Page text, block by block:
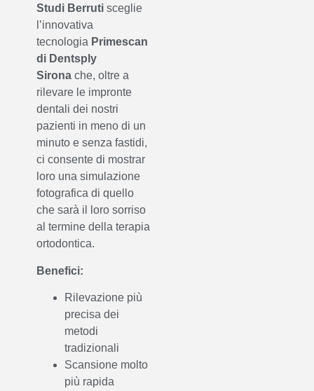
Studi Berruti sceglie
l’innovativa
tecnologia Primescan
di Dentsply
Sirona che, oltre a
rilevare le impronte
dentali dei nostri
pazienti in meno di un
minuto e senza fastidi,
ci consente di mostrar
loro una simulazione
fotografica di quello
che sarà il loro sorriso
al termine della terapia
ortodontica.
Benefici:
Rilevazione più
precisa dei
metodi
tradizionali
Scansione molto
più rapida